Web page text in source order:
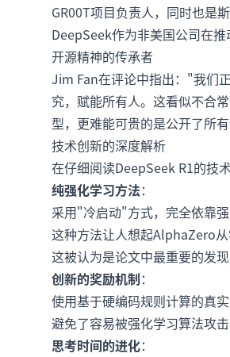
GR00T项目负责人，同时也是
DeepSeek作为非美国公司在推
开源精神的传承者
Jim Fan在评论中指出："我们
究，赋能所有人。这看似不合
型，更难能可贵的是公开了所有
技术创新的深度解析
在仔细阅读DeepSeek R1的技
纯强化学习方法：
采用"冷启动"方式，完全依靠
这种方法让人想起AlphaZero
这被认为是论文中最重要的发现
创新的奖励机制：
使用基于硬编码规则计算的真
避免了容易被强化学习算法攻
思考时间的进化：